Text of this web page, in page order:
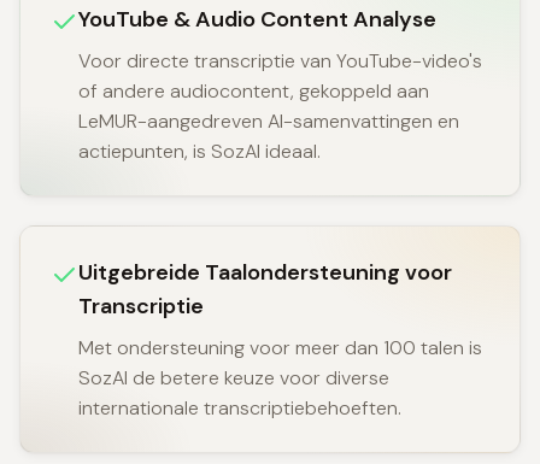
YouTube & Audio Content Analyse
Voor directe transcriptie van YouTube-video's
of andere audiocontent, gekoppeld aan
LeMUR-aangedreven AI-samenvattingen en
actiepunten, is SozAI ideaal.
Uitgebreide Taalondersteuning voor
Transcriptie
Met ondersteuning voor meer dan 100 talen is
SozAI de betere keuze voor diverse
internationale transcriptiebehoeften.